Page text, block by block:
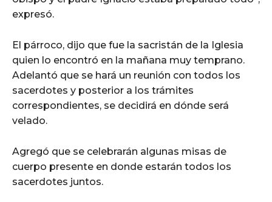
expresó.
El párroco, dijo que fue la sacristán de la Iglesia
quien lo encontró en la mañana muy temprano.
Adelantó que se hará un reunión con todos los
sacerdotes y posterior a los trámites
correspondientes, se decidirá en dónde será
velado.
Agregó que se celebrarán algunas misas de
cuerpo presente en donde estarán todos los
sacerdotes juntos.